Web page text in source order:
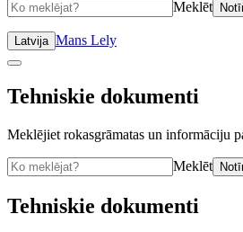
Meklēt
Latvija Mans Lely
Tehniskie dokumenti
Meklējiet rokasgrāmatas un informāciju
Meklēt
Tehniskie dokumenti